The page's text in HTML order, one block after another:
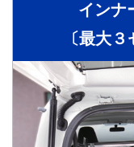
インナ
〔最大